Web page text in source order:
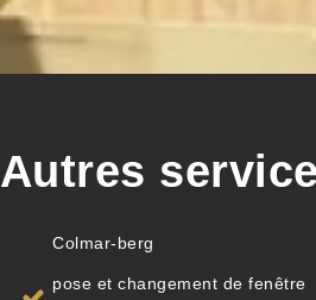
Autres
Colmar-berg
pose et changement de fenêtre